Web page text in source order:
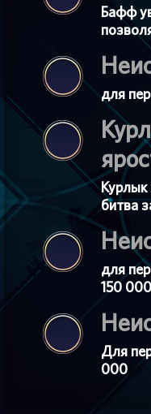
Бафф
для
Курлык
битва
для
150 000
Для
000